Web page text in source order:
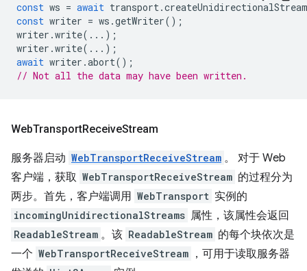
const ws = await transport.createUnidirectionalStream
const writer = ws .getWriter();
writer .write(...);
writer .write(...);
await writer .abort();
// Not all the data may have been written.
WebTransportReceiveStream
服务器启动 WebTransportReceiveStream 。 对于 Web
客户端，获取 WebTransportReceiveStream 的过程分为
两步。首先，客户端调用 WebTransport 实例的
incomingUnidirectionalStreams 属性，该属性会返回
ReadableStream 。该 ReadableStream 的每个块依次是
一个 WebTransportReceiveStream ，可用于读取服务器